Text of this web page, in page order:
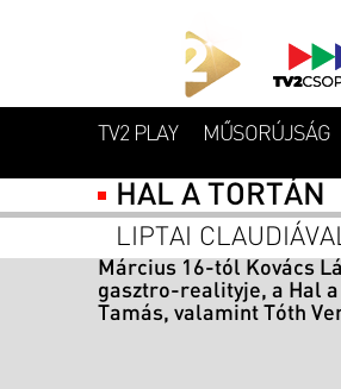
TV2 PLAY MŰSORÚJSÁG
HAL A TORTÁN
LIPTAI
Március 16-tól Kovács
gasztro-realityje, a Hal
Tamás, valamint Tóth